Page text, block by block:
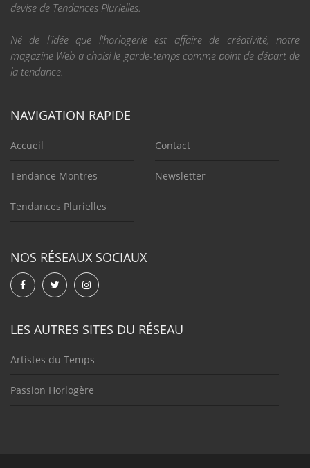
devise de Tendances Plurielles.
Né de l'idée que l'horlogerie est affaire de créativité, notre
magazine Web a choisi le garde-temps comme point de départ de
la tendance.
NAVIGATION RAPIDE
Accueil
Tendance Montres
Tendances Plurielles
Contact
Newsletter
NOS RÉSEAUX SOCIAUX
LES AUTRES SITES DU RÉSEAU
Artistes du Temps
Passion Horlogère